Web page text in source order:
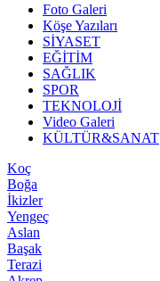
Foto Galeri
Köşe Yazıları
SİYASET
EĞİTİM
SAĞLIK
SPOR
TEKNOLOJİ
Video Galeri
KÜLTÜR&SANAT
Koç
Boğa
İkizler
Yengeç
Aslan
Başak
Terazi